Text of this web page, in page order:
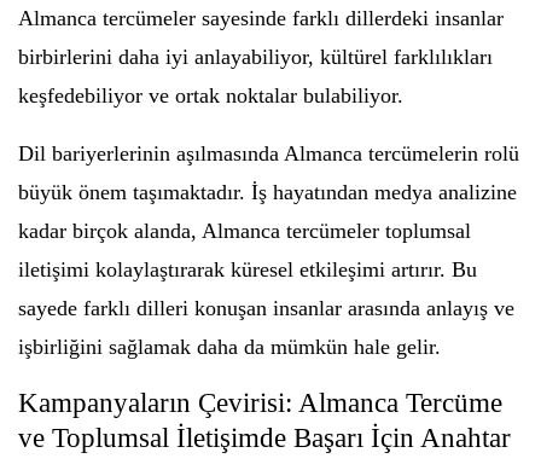
Almanca tercümeler sayesinde farklı dillerdeki insanlar
birbirlerini daha iyi anlayabiliyor, kültürel farklılıkları
keşfedebiliyor ve ortak noktalar bulabiliyor.
Dil bariyerlerinin aşılmasında Almanca tercümelerin rolü
büyük önem taşımaktadır. İş hayatından medya analizine
kadar birçok alanda, Almanca tercümeler toplumsal
iletişimi kolaylaştırarak küresel etkileşimi artırır. Bu
sayede farklı dilleri konuşan insanlar arasında anlayış ve
işbirliğini sağlamak daha da mümkün hale gelir.
Kampanyaların Çevirisi: Almanca Tercüme
ve Toplumsal İletişimde Başarı İçin Anahtar